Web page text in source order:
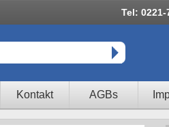
Tel: 0221-
Kontakt AGBs